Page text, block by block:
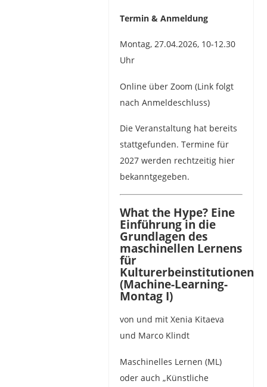
Termin & Anmeldung
Montag, 27.04.2026, 10-12.30
Uhr
Online über Zoom (Link folgt
nach Anmeldeschluss)
Die Veranstaltung hat bereits
stattgefunden. Termine für
2027 werden rechtzeitig hier
bekanntgegeben.
What the Hype? Eine
Einführung in die
Grundlagen des
maschinellen Lernens
für
Kulturerbeinstitutionen
(Machine-Learning-
Montag I)
von und mit Xenia Kitaeva
und Marco Klindt
Maschinelles Lernen (ML)
oder auch „Künstliche